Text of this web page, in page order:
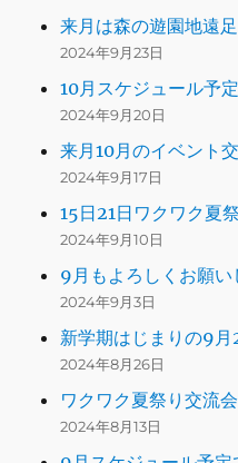
来月は森の遊園地遠足
2024年9月23日
10月スケジュール予定
2024年9月20日
来月10月のイベント
2024年9月17日
15日21日ワクワク夏
2024年9月10日
9月もよろしくお願
2024年9月3日
新学期はじまりの9
2024年8月26日
ワクワク夏祭り交流
2024年8月13日